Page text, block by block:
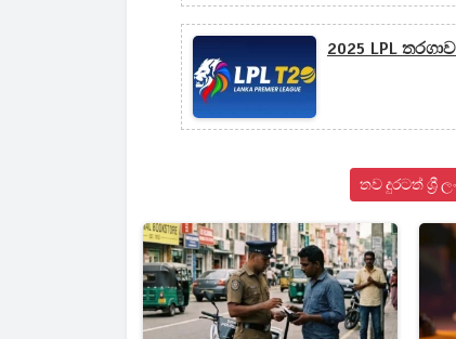
2025 LPL
තව දුරටත්